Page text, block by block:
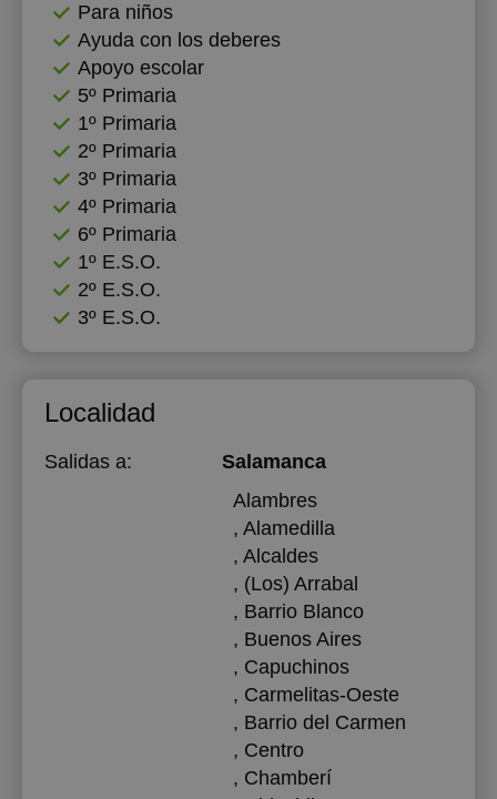
Para niños
Ayuda con los deberes
Apoyo escolar
5º Primaria
1º Primaria
2º Primaria
3º Primaria
4º Primaria
6º Primaria
1º E.S.O.
2º E.S.O.
3º E.S.O.
Localidad
Salidas a:
Salamanca
Alambres
, Alamedilla
, Alcaldes
, (Los) Arrabal
, Barrio Blanco
, Buenos Aires
, Capuchinos
, Carmelitas-Oeste
, Barrio del Carmen
, Centro
, Chamberí